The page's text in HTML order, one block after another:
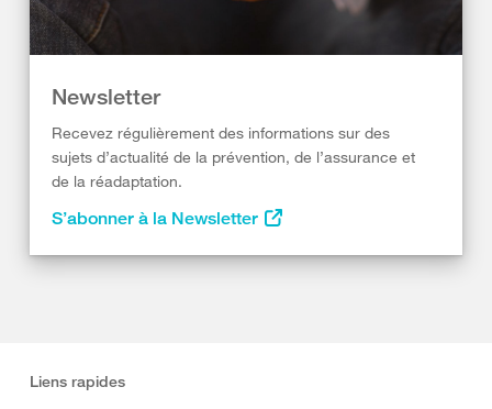
Newsletter
Recevez régulièrement des informations sur des
sujets d’actualité de la prévention, de l’assurance et
de la réadaptation.
S’abonner à la Newsletter
Liens rapides